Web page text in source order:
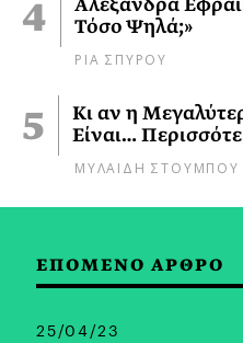
Τόσο Ψηλά;»
ΡΙΑ ΣΠΥΡΟΥ
Κι αν η
Είναι…
ΜΥΛΑΙΔΗ ΣΤΟΥΜΠΟΥ
ΕΠΟΜΕΝΟ ΑΡΘΡΟ
25/04/23